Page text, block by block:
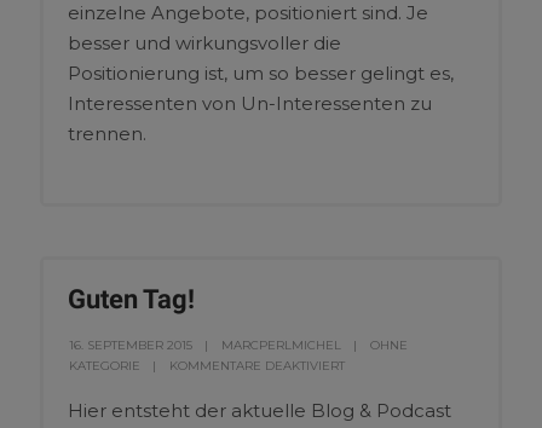
einzelne Angebote, positioniert sind. Je
besser und wirkungsvoller die
Positionierung ist, um so besser gelingt es,
Interessenten von Un-Interessenten zu
trennen.
Guten Tag!
16. SEPTEMBER 2015 MARCPERLMICHEL
OHNE
KATEGORIE
KOMMENTARE DEAKTIVIERT
Hier entsteht der aktuelle Blog & Podcast